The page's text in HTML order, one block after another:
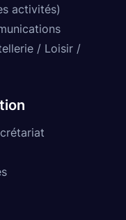
activités)
/ Loisir /